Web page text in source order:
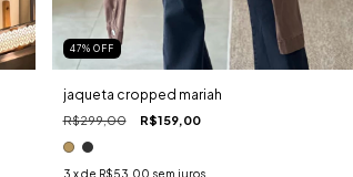
47% OFF
jaqueta cropped mariah
R$299,00 R$159,00
3 x de R$53,00 sem juros